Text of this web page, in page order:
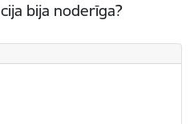
bija noderīga?